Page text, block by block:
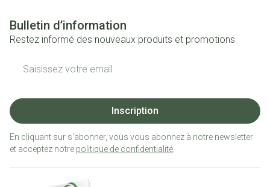
Bulletin d’information
Restez informé des nouveaux produits et promotions
Inscription
En cliquant sur s'abonner, vous vous abonnez à notre newsletter
et acceptez notre politique de confidentialité